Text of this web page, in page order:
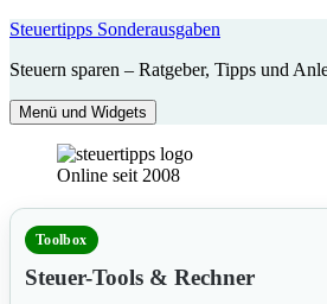
Zum
springen
Steuertipps Sonderausgaben
Steuern sparen – Ratgeber, Tipps und
Menü und Widgets
Online seit 2008
Toolbox
Steuer-Tools & Rechner